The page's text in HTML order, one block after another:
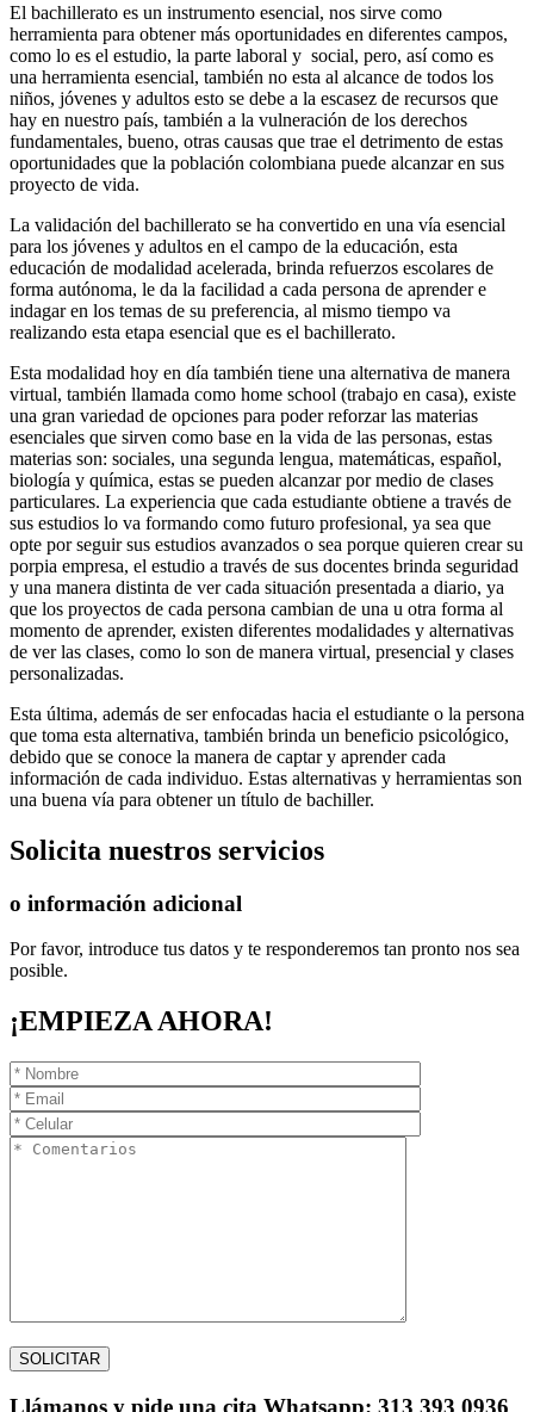
El bachillerato es un instrumento esencial, nos sirve como
herramienta para obtener más oportunidades en diferentes campos,
como lo es el estudio, la parte laboral y social, pero, así como es
una herramienta esencial, también no esta al alcance de todos los
niños, jóvenes y adultos esto se debe a la escasez de recursos que
hay en nuestro país, también a la vulneración de los derechos
fundamentales, bueno, otras causas que trae el detrimento de estas
oportunidades que la población colombiana puede alcanzar en sus
proyecto de vida.
La validación del bachillerato se ha convertido en una vía esencial
para los jóvenes y adultos en el campo de la educación, esta
educación de modalidad acelerada, brinda refuerzos escolares de
forma autónoma, le da la facilidad a cada persona de aprender e
indagar en los temas de su preferencia, al mismo tiempo va
realizando esta etapa esencial que es el bachillerato.
Esta modalidad hoy en día también tiene una alternativa de manera
virtual, también llamada como home school (trabajo en casa), existe
una gran variedad de opciones para poder reforzar las materias
esenciales que sirven como base en la vida de las personas, estas
materias son: sociales, una segunda lengua, matemáticas, español,
biología y química, estas se pueden alcanzar por medio de clases
particulares. La experiencia que cada estudiante obtiene a través de
sus estudios lo va formando como futuro profesional, ya sea que
opte por seguir sus estudios avanzados o sea porque quieren crear su
porpia empresa, el estudio a través de sus docentes brinda seguridad
y una manera distinta de ver cada situación presentada a diario, ya
que los proyectos de cada persona cambian de una u otra forma al
momento de aprender, existen diferentes modalidades y alternativas
de ver las clases, como lo son de manera virtual, presencial y clases
personalizadas.
Esta última, además de ser enfocadas hacia el estudiante o la persona
que toma esta alternativa, también brinda un beneficio psicológico,
debido que se conoce la manera de captar y aprender cada
información de cada individuo. Estas alternativas y herramientas son
una buena vía para obtener un título de bachiller.
Solicita nuestros servicios
o información adicional
Por favor, introduce tus datos y te responderemos tan pronto nos sea
posible.
¡EMPIEZA AHORA!
Llámanos y pide una cita Whatsapp: 313 393 0936